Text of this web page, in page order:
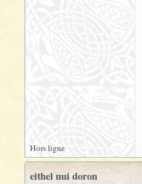
Hors ligne
eithel nui doron